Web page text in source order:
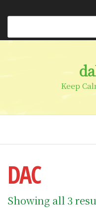
Keep
DAC
Showing all 3